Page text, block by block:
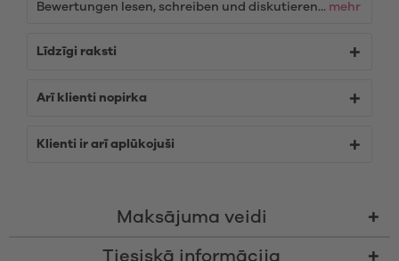
Bewertungen lesen, schreiben und diskutieren... mehr
Līdzīgi raksti
Arī klienti nopirka
Klienti ir arī aplūkojuši
Maksājuma veidi
Tiesiskā informācija